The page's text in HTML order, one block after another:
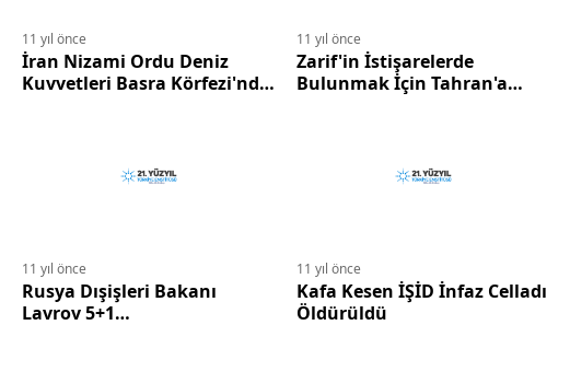
11 yıl önce
İran Nizami Ordu Deniz
Kuvvetleri Basra Körfezi'nde
11 yıl önce
Zarif'in İstişarelerde
Bulunmak İçin Tahran'a
11 yıl önce
Rusya Dışişleri Bakanı
Lavrov 5+1
11 yıl önce
Kafa Kesen İŞİD İnfaz Celladı
Öldürüldü